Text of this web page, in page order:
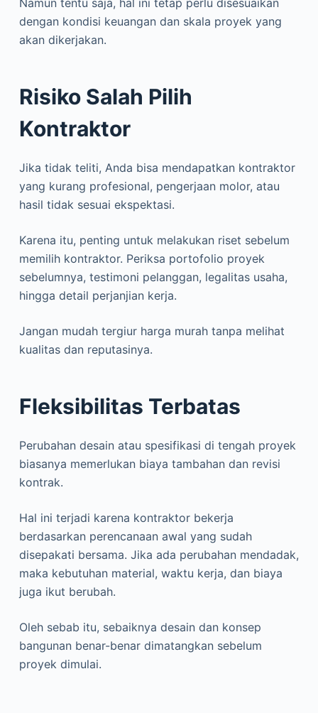
dengan kondisi keuangan dan skala proyek yang
akan dikerjakan.
Risiko Salah Pilih
Kontraktor
Jika tidak teliti, Anda bisa mendapatkan kontraktor
yang kurang profesional, pengerjaan molor, atau
hasil tidak sesuai ekspektasi.
Karena itu, penting untuk melakukan riset sebelum
memilih kontraktor. Periksa portofolio proyek
sebelumnya, testimoni pelanggan, legalitas usaha,
hingga detail perjanjian kerja.
Jangan mudah tergiur harga murah tanpa melihat
kualitas dan reputasinya.
Fleksibilitas Terbatas
Perubahan desain atau spesifikasi di tengah proyek
biasanya memerlukan biaya tambahan dan revisi
kontrak.
Hal ini terjadi karena kontraktor bekerja
berdasarkan perencanaan awal yang sudah
disepakati bersama. Jika ada perubahan mendadak,
maka kebutuhan material, waktu kerja, dan biaya
juga ikut berubah.
Oleh sebab itu, sebaiknya desain dan konsep
bangunan benar-benar dimatangkan sebelum
proyek dimulai.